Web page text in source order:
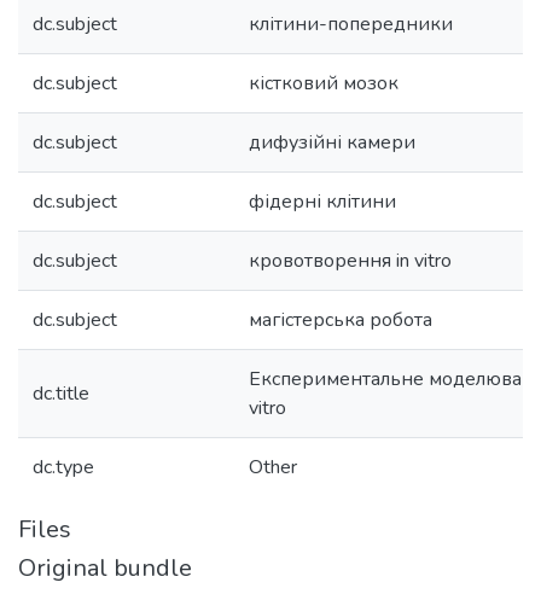
dc.subject клітини-попередники
dc.subject кістковий мозок
dc.subject дифузійні камери
dc.subject фідерні клітини
dc.subject кровотворення in vitro
dc.subject магістерська робота
dc.title
Експериментальне
vitro
dc.type Other
Files
Original bundle